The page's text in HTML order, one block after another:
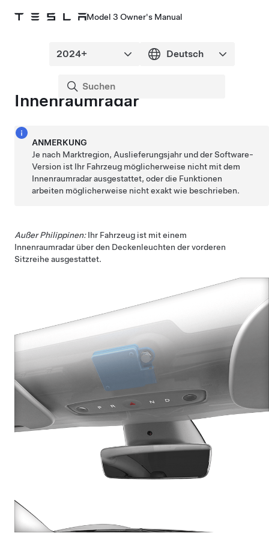
Model 3 Owner's Manual
Innenraumradar
ANMERKUNG
Je nach Marktregion, Auslieferungsjahr und der Software-
Version ist Ihr Fahrzeug möglicherweise nicht mit dem
Innenraumradar ausgestattet, oder die Funktionen
arbeiten möglicherweise nicht exakt wie beschrieben.
Außer Philippinen:Ihr Fahrzeug ist mit einem
Innenraumradar über den Deckenleuchten der vorderen
Sitzreihe ausgestattet.